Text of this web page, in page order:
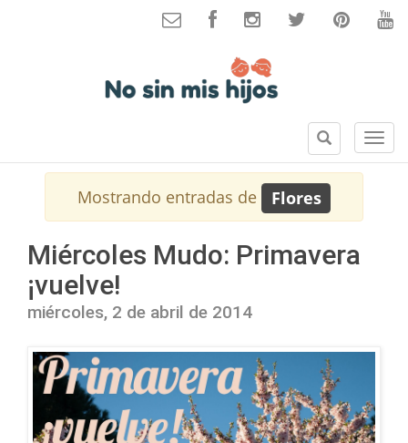
S
e
B
u
s
c
a
Mostrando entradas de Flores
Miércoles Mudo: Primavera
¡vuelve!
miércoles, 2 de abril de 2014